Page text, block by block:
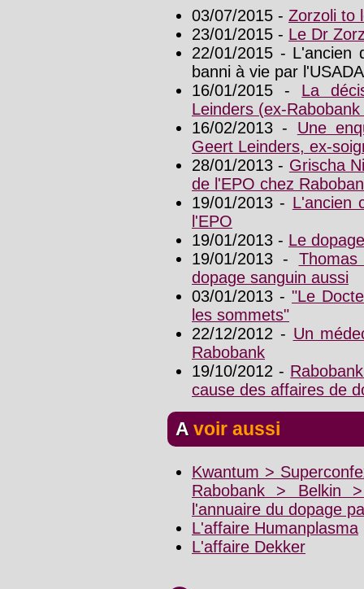
03/07/2015 - Zorzoli to
23/01/2015 - Le Dr
22/01/2015 - L'ancien
banni à vie par l'USADA
16/01/2015 - La
Leinders (ex-
16/02/2013 - Une
Geert Leinders, ex-
28/01/2013 - Grischa
de l'EPO chez
19/01/2013 - L'ancien
l'EPO
19/01/2013 - Le
19/01/2013 -
dopage sanguin aussi
03/01/2013 - "Le
les sommets"
22/12/2012 - Un
Rabobank
19/10/2012 -
cause des affaires de
A voir aussi
Kwantum >
Rabobank > Belkin
l'annuaire du dopage
L'affaire Humanplasma
L'affaire Dekker